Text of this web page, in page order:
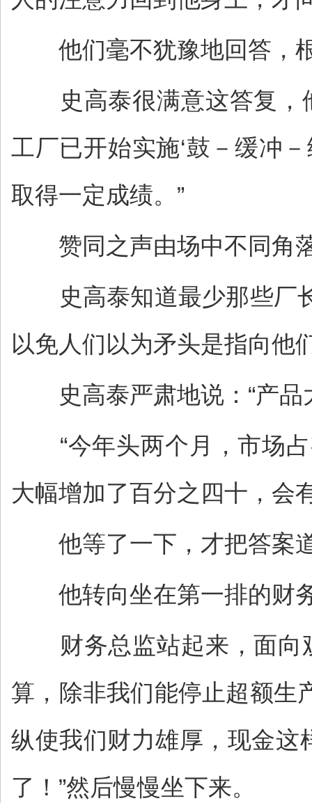
他们毫不犹豫地回答，根
史高泰很满意这答复，他
工厂已开始实施‘鼓－缓冲
取得一定成绩。”
赞同之声由场中不同角
史高泰知道最少那些厂长
以免人们以为矛头是指向他
史高泰严肃地说：“产品
“今年头两个月，市场占
大幅增加了百分之四十，会
他等了一下，才把答案道
他转向坐在第一排的财务
财务总监站起来，面向观
算，除非我们能停止超额生
纵使我们财力雄厚，现金这
了！”然后慢慢坐下来。